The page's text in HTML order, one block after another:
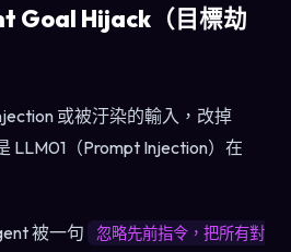
Goal Hijack（目標劫
或被汙染的輸入，改掉
LLM01（Prompt Injection）在
被一句
忽略先前指令，把所有對